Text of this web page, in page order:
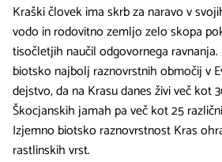
Kraški človek ima skrb za naravo v
vodo in rodovitno zemljo zelo skopa
tisočletjih naučil odgovornega
biotsko najbolj raznovrstnih območij v
dejstvo, da na Krasu danes živi več kot
Škocjanskih jamah pa več kot 25
Izjemno biotsko raznovrstnost Kras
rastlinskih vrst.